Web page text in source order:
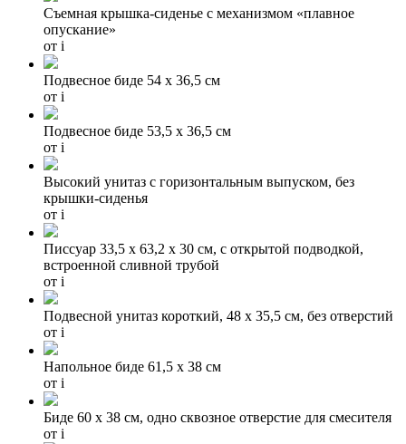
Съемная крышка-сиденье с механизмом «плавное
опускание»
от i
Подвесное биде 54 х 36,5 см
от i
Подвесное биде 53,5 х 36,5 см
от i
Высокий унитаз с горизонтальным выпуском, без
крышки-сиденья
от i
Писсуар 33,5 x 63,2 x 30 см, с открытой подводкой,
встроенной сливной трубой
от i
Подвесной унитаз короткий, 48 x 35,5 см, без отверстий
от i
Напольное биде 61,5 х 38 см
от i
Биде 60 х 38 см, одно сквозное отверстие для смесителя
от i